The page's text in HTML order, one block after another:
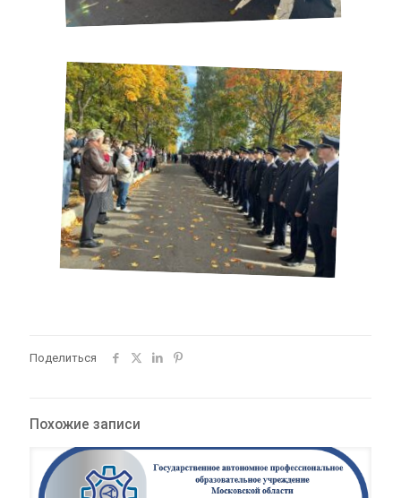
Поделиться
Похожие записи